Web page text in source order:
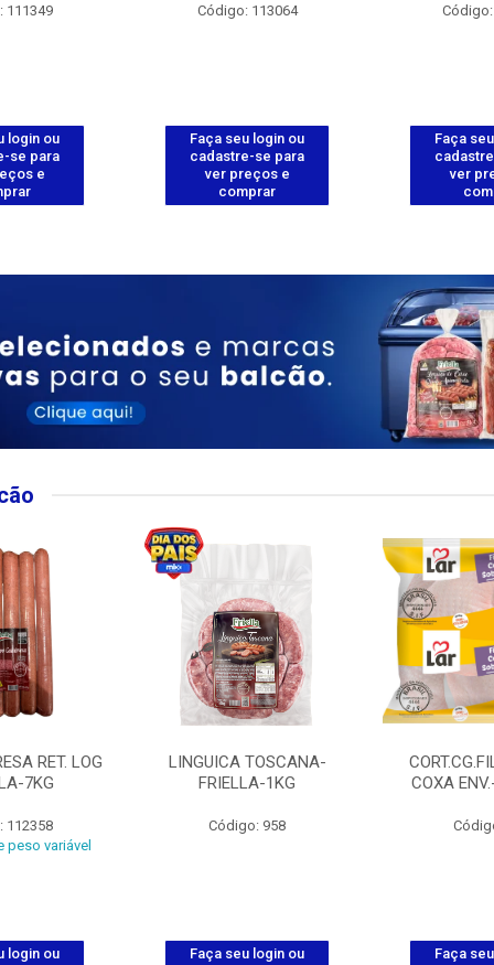
111349
login ou
se para
e
Código: 113064
Faça seu login ou
cadastre-se para
ver preços e
comprar
Código:
Faça
ver
RET. LOG
7KG
112358
peso variável
login ou
LINGUICA TOSCANA-
FRIELLA-1KG
Código: 958
Faça seu login ou
COXA
Faça